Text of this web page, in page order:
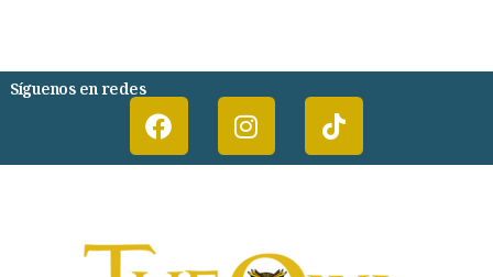
Síguenos en redes